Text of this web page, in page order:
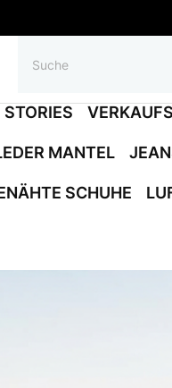
MANTEL
SCHUHE